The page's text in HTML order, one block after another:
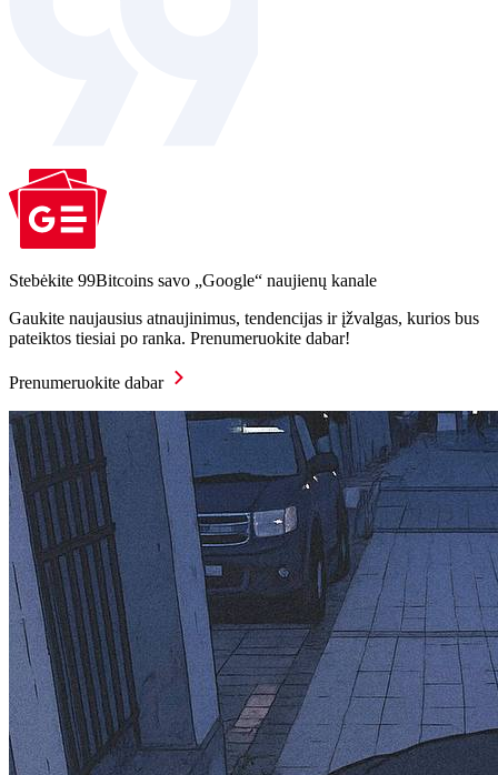
Stebėkite 99Bitcoins savo „Google“ naujienų kanale
Gaukite naujausius atnaujinimus, tendencijas ir įžvalgas, kurios bus
pateiktos tiesiai po ranka. Prenumeruokite dabar!
Prenumeruokite dabar